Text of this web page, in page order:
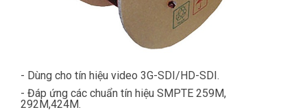
- Dùng cho tín hiệu video 3G-SDI/HD-SDI.
- Đáp ứng các chuẩn tín hiệu SMPTE 259M,
292M,424M.